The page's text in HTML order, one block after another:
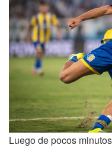
Luego de pocos